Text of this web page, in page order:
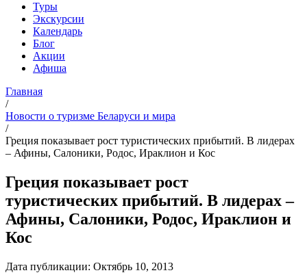
Туры
Экскурсии
Календарь
Блог
Акции
Афиша
Главная
/
Новости о туризме Беларуси и мира
/
Греция показывает рост туристических прибытий. В лидерах
– Афины, Салоники, Родос, Ираклион и Кос
Греция показывает рост
туристических прибытий. В лидерах –
Афины, Салоники, Родос, Ираклион и
Кос
Дата публикации: Октябрь 10, 2013